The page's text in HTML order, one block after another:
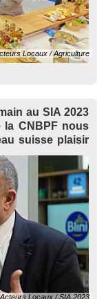
Locaux / Agriculture
au SIA 2023
la CNBPF nous
suisse plaisir
Locaux / SIA 2023